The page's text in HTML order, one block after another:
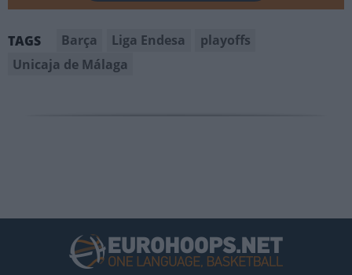
TAGS Barça Liga Endesa
playoffs
Unicaja de Málaga